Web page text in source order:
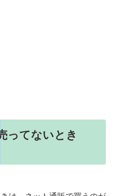
ってないとき